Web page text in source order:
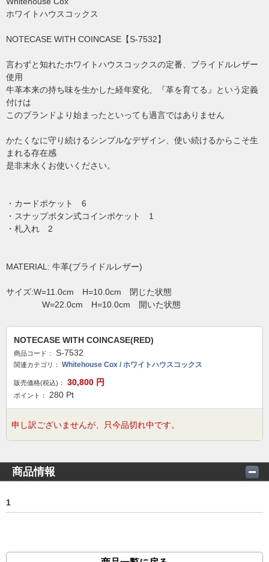
ホワイトハウスコックス
NOTECASE WITH COINCASE【S-7532】
言わずと知れたホワイトハウスコックスの定番、ブライドルレザー
使用
牛革本来の持ち味を生かした経年変化、『革を育てる』という定義
付けは
このブランドより始まったといっても過言ではありません
かたくなに守り続けるシンプルなデザイン、使い続けるからこそ生
まれる存在感
是非末永くお使いください。
・カードポケット 6
・スナップボタン式コインポケット 1
・札入れ 2
MATERIAL: 牛革(ブライドルレザー)
サイズ:W=11.0cm H=10.0cm 閉じた状態
W=22.0cm H=10.0cm 開いた状態
NOTECASE WITH COINCASE(RED)
商品コード： S-7532
関連カテゴリ： Whitehouse Cox / ホワイトハウスコックス
販売価格(税込)： 30,800 円
ポイント： 280 Pt
申し訳ございませんが、只今品切れ中です。
商品情報
1